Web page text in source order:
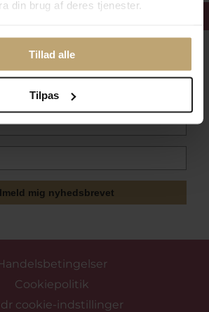
din brug af deres tjenester.
Tillad alle
Tilpas
velkomstrabat
i vores nyhedsbrev
Læs mere her
mig nyhedsbrevet
Cookiepolitik
cookie-indstillinger